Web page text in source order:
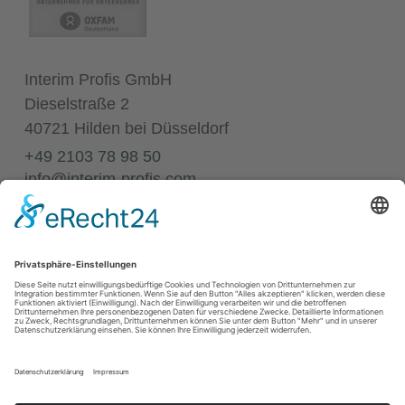
Interim Profis GmbH
Dieselstraße 2
40721 Hilden bei Düsseldorf
+49 2103 78 98 50
info@interim-profis.com
Impressum
Kontakt
Annette Elias
68Bewertungen auf ProvenExpert.com